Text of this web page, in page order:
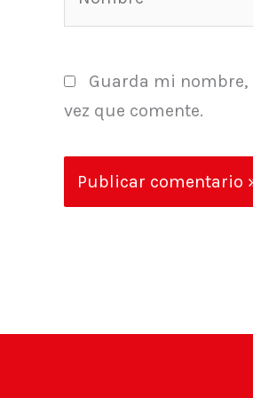
Guarda mi nombre,
vez que comente.